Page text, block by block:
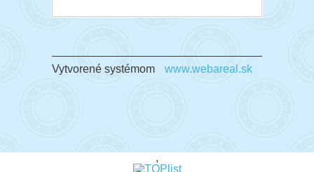
Vytvorené systémom www.webareal.sk
,